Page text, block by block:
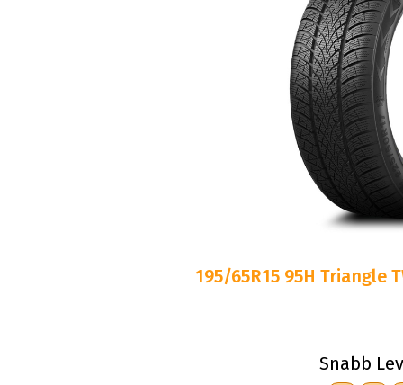
195/65R15 95H Triangle
Snabb